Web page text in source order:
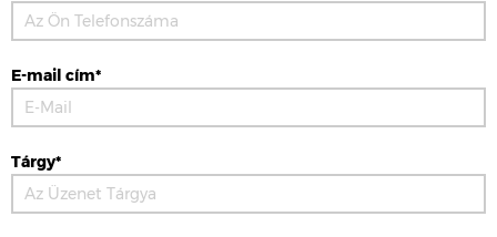
E-mail cím*
Tárgy*